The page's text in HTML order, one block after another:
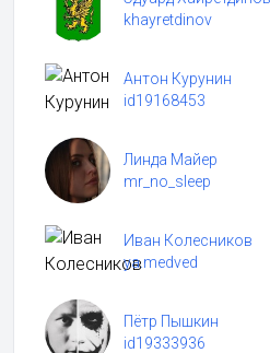
khayretdinov
Антон Курунин
id19168453
Линда Майер
mr_no_sleep
Иван Колесников
ya.medved
Пётр Пышкин
id19333936